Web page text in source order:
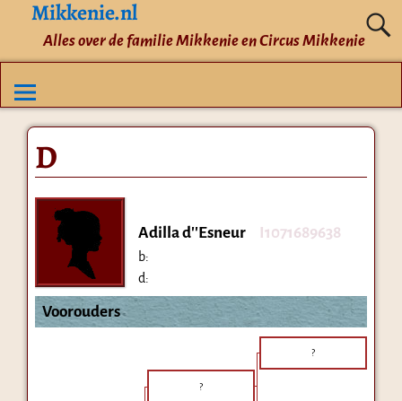
Mikkenie.nl
Alles over de familie Mikkenie en Circus Mikkenie
D
Adilla d''Esneur I1071689638
b:
d:
Voorouders
?
?